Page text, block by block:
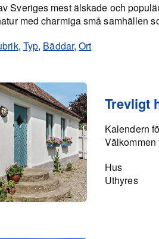
Sveriges mest älskade och
med charmiga små samhällen
, Typ, Bäddar,Ort
Trevligt
Kalendern
Hus
Uthyres